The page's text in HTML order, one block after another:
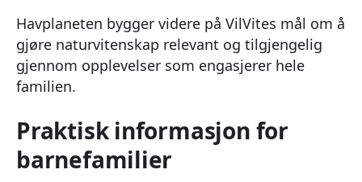
Havplaneten bygger videre på VilVites mål om å
gjøre naturvitenskap relevant og tilgjengelig
gjennom opplevelser som engasjerer hele
familien.
Praktisk informasjon for
barnefamilier